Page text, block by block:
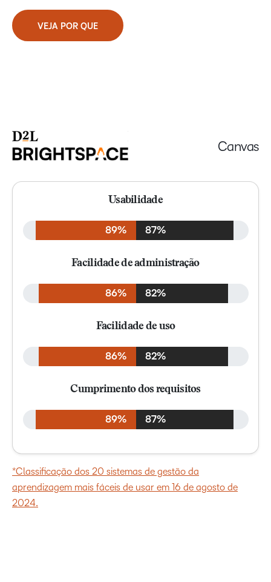
VEJA POR QUE
Canvas
Usabilidade
89% 87%
Facilidade de administração
86% 82%
Facilidade de uso
86% 82%
Cumprimento dos requisitos
89% 87%
*Classificação dos 20 sistemas de gestão da
aprendizagem mais fáceis de usar em 16 de agosto de
2024.